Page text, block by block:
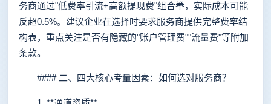
务商通过"低费率引流+高额提现费"组合拳，实际成本可能
反超0.5%。建议企业在选择时要求服务商提供完整费率结
构表，重点关注是否有隐藏的"账户管理费""流量费"等附加
条款。
#### 二、四大核心考量因素：如何选对服务商？